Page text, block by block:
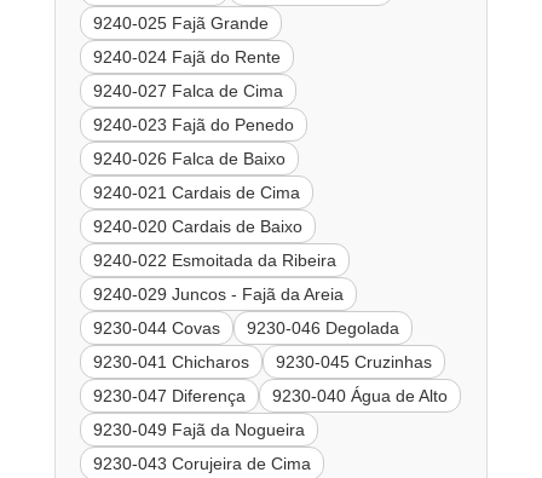
9240-025 Fajã Grande
9240-024 Fajã do Rente
9240-027 Falca de Cima
9240-023 Fajã do Penedo
9240-026 Falca de Baixo
9240-021 Cardais de Cima
9240-020 Cardais de Baixo
9240-022 Esmoitada da Ribeira
9240-029 Juncos - Fajã da Areia
9230-044 Covas
9230-046 Degolada
9230-041 Chicharos
9230-045 Cruzinhas
9230-047 Diferença
9230-040 Água de Alto
9230-049 Fajã da Nogueira
9230-043 Corujeira de Cima